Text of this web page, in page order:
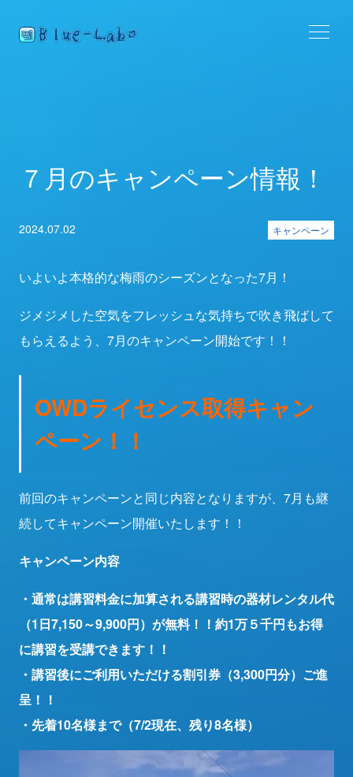
７月のキャンペーン情報！
2024.07.02 キャンペーン
いよいよ本格的な梅雨のシーズンとなった7月！
ジメジメした空気をフレッシュな気持ちで吹き飛ばして
もらえるよう、7月のキャンペーン開始です！！
OWDライセンス取得キャン
ペーン！！
前回のキャンペーンと同じ内容となりますが、7月も継
続してキャンペーン開催いたします！！
キャンペーン内容
・通常は講習料金に加算される講習時の器材レンタル代
（1日7,150～9,900円）が無料！！約1万５千円もお得
に講習を受講できます！！
・講習後にご利用いただける割引券（3,300円分）ご進
呈！！
・先着10名様まで（7/2現在、残り8名様）